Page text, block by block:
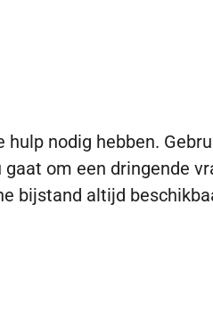
nodig hebben.
om een dringende
bijstand altijd